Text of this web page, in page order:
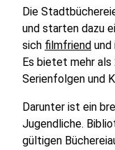
Die
und starten dazu
sich filmfriend und
Es bietet mehr als
Serienfolgen und
Darunter ist ein
Jugendliche.
gültigen